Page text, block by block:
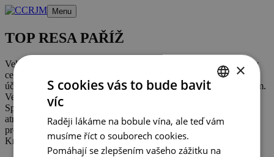
Přeskočit
obsah
Menu
TOP RESA PAŘÍŽ
Veletrh cestovního ruchu a cestování, který pokrývá všechny typy
cestování: Business , Leisure , Groups a MICE. Veletrhu jsme se
účastnili ve spolupráci s agenturou CzechTourism a městem Brnem.
Veletrh poskytl příležitost potkat se s dodavateli a touroperátory.
Spousta dotazů směřovala k dopravní infrastruktuře a propojení
atraktivit v regionu. Velký zájem cílové skupiny o konkrétní
produkty, nejen tipy na výlety apod. Velký zájem o Prahu.
Kritizována dopravní nedostupnost vlakem apod.
ENGLISH
×
S cookies vás to bude bavit
víc
Raději lákáme na bobule vína, ale teď vám
musíme říct o souborech cookies.
Pomáhají se zlepšením vašeho zážitku na